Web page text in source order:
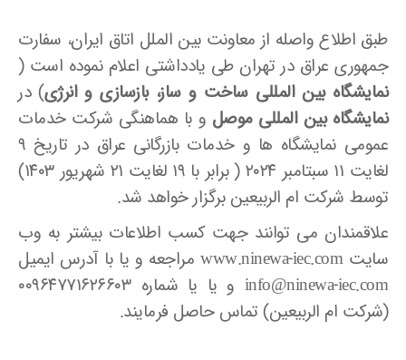
طبق اطلاع واصله از معاونت بین الملل اتاق ایران، سفارت
جمهوری عراق در تهران طی یادداشتی اعلام نموده است (
نمایشگاه بین المللی ساخت و ساز، بازسازی و انرژی) در
نمایشگاه بین المللی موصل و با هماهنگی شرکت خدمات
عمومی نمایشگاه ها و خدمات بازرگانی عراق در تاریخ ۹
لغایت ۱۱ سبتامبر ۲۰۲۴ ( برابر با ۱۹ لغایت ۲۱ شهریور ۱۴۰۳)
توسط شرکت ام الربیعین برگزار خواهد شد.
علاقمندان می توانند جهت کسب اطلاعات بیشتر به وب
سایت www.ninewa-iec.com مراجعه و یا با آدرس ایمیل
info@ninewa-iec.com و یا یا شماره ۰۰۹۶۴۷۷۱۶۲۶۶۰۳
(شرکت ام الربیعین) تماس حاصل فرمایند.